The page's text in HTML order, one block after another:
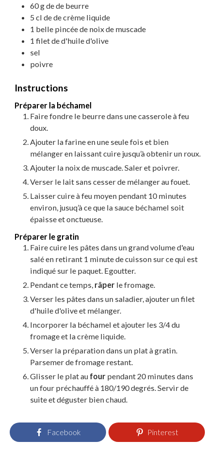
60gdede beurre
5cl dede crème liquide
1 belle pincée de noix de muscade
1 filetded'huile d'olive
sel
poivre
Instructions
Préparer la béchamel
Faire fondre le beurre dans une casserole à feu
doux.
Ajouter la farine en une seule fois et bien
mélanger en laissant cuire jusqu’à obtenir un roux.
Ajouter la noix de muscade. Saler et poivrer.
Verser le lait sans cesser de mélanger au fouet.
Laisser cuire à feu moyen pendant 10 minutes
environ, jusuq’à ce que la sauce béchamel soit
épaisse et onctueuse.
Préparer le gratin
Faire cuire les pâtes dans un grand volume d'eau
salé en retirant 1 minute de cuisson sur ce qui est
indiqué sur le paquet. Egoutter.
Pendant ce temps, râper le fromage.
Verser les pâtes dans un saladier, ajouter un filet
d'huile d'olive et mélanger.
Incorporer la béchamel et ajouter les 3/4 du
fromage et la crème liquide.
Verser la préparation dans un plat à gratin.
Parsemer de fromage restant.
Glisser le plat au four pendant 20 minutes dans
un four préchauffé à 180/190 degrés. Servir de
suite et déguster bien chaud.
Facebook Pinterest